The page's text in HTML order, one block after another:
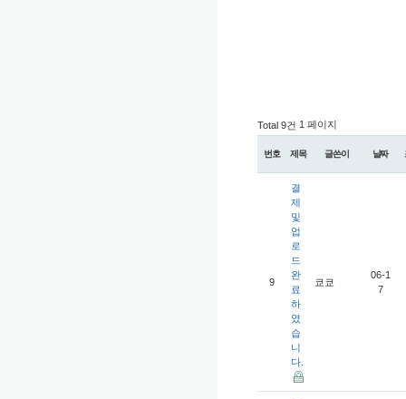
Total 9건 1 페이지
번호 제목 글쓴이 날짜
9
결
제
및
업
로
드
완
료
하
였
습
니
다.
쿄쿄
06-1
7